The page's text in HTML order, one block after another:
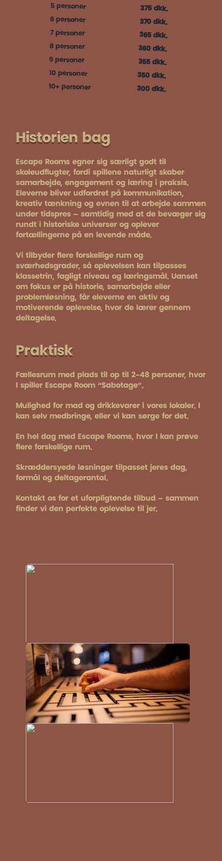
5 personer 375 dkk.
6 personer 370 dkk.
7 personer 365 dkk.
8 personer 360 dkk.
9 personer 355 dkk.
10 personer 350 dkk.
10+ personer 300 dkk.
Historien bag
Escape Rooms egner sig særligt godt til
skoleudflugter, fordi spillene naturligt skaber
samarbejde, engagement og læring i praksis.
Eleverne bliver udfordret på kommunikation,
kreativ tænkning og evnen til at arbejde sammen
under tidspres – samtidig med at de bevæger sig
rundt i historiske universer og oplever
fortællingerne på en levende måde.
Vi tilbyder flere forskellige rum og
sværhedsgrader, så oplevelsen kan tilpasses
klassetrin, fagligt niveau og læringsmål. Uanset
om fokus er på historie, samarbejde eller
problemløsning, får eleverne en aktiv og
motiverende oplevelse, hvor de lærer gennem
deltagelse.
Praktisk
Fællesrum med plads til op til 2-48 personer, hvor
I spiller Escape Room “Sabotage”.
Mulighed for mad og drikkevarer i vores lokaler. I
kan selv medbringe, eller vi kan sørge for det.
En hel dag med Escape Rooms, hvor I kan prøve
flere forskellige rum.
Skræddersyede løsninger tilpasset jeres dag,
formål og deltagerantal.
Kontakt os for et uforpligtende tilbud – sammen
finder vi den perfekte oplevelse til jer.